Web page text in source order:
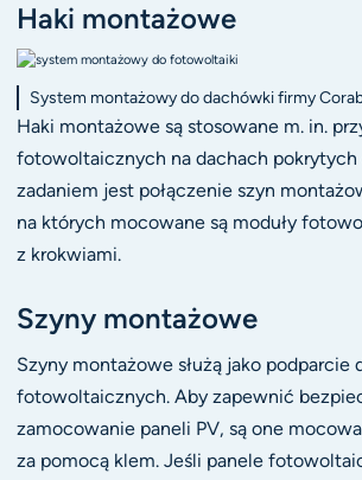
Haki montażowe
System montażowy do dachówki firmy
Haki montażowe są stosowane m. in.
fotowoltaicznych na dachach pokrytych
zadaniem jest połączenie szyn
na których mocowane są moduły
z krokwiami.
Szyny montażowe
Szyny montażowe służą jako podparcie
fotowoltaicznych. Aby zapewnić
zamocowanie paneli PV, są one
za pomocą klem. Jeśli panele